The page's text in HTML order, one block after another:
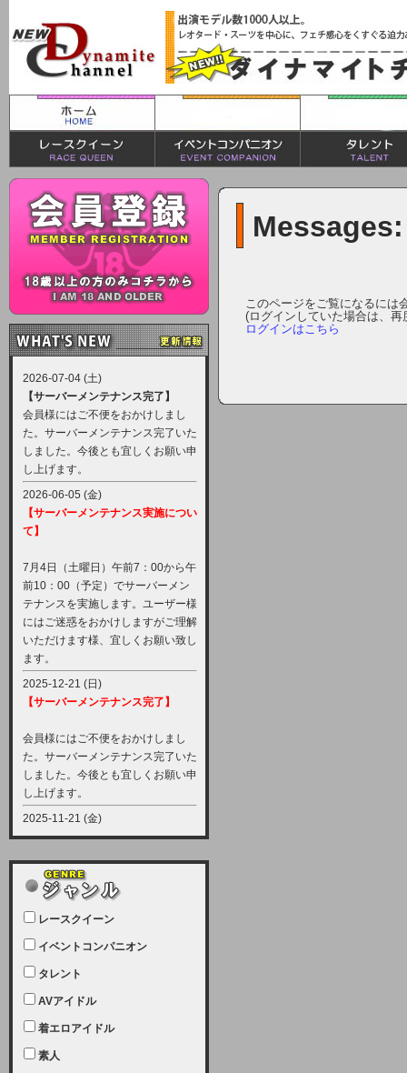
2026-07-04 (土)
【サーバーメンテナンス完了】
会員様にはご不便をおかけしまし
た。サーバーメンテナンス完了いた
しました。今後とも宜しくお願い申
し上げます。
2026-06-05 (金)
【サーバーメンテナンス実施につい
て】
7月4日（土曜日）午前7：00から午
前10：00（予定）でサーバーメン
テナンスを実施します。ユーザー様
にはご迷惑をおかけしますがご理解
いただけます様、宜しくお願い致し
ます。
2025-12-21 (日)
【サーバーメンテナンス完了】
会員様にはご不便をおかけしまし
た。サーバーメンテナンス完了いた
しました。今後とも宜しくお願い申
し上げます。
2025-11-21 (金)
【サーバーメンテナンス実施につい
12月21日（日曜日）午前9：00か
ら午前11：00（予定）でサーバー
メンテナンスを実施します。ユーザ
ー様にはご迷惑をおかけしますがご
理解いただけます様、宜しくお願い
致します。
2025-07-05 (土)
【サーバーメンテナンス完了のお知
レースクイーン
イベントコンパニオン
タレント
AVアイドル
着エロアイドル
素人
Messages:
このページをご覧になるには
(ログインしていた場合は、
ログインはこちら